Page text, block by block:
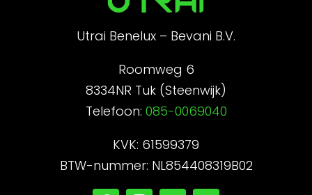
Utrai Benelux – Bevani B.V.
Roomweg 6
8334NR Tuk (Steenwijk)
Telefoon: 085-0069040
KVK: 61599379
BTW-nummer: NL854408319B02